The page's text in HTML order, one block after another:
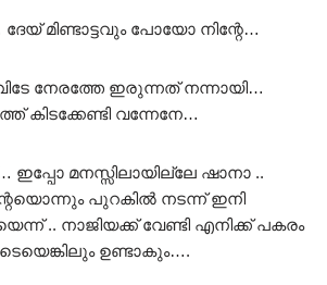
മിണ്ടാട്ടവും പോയോ നിന്റേ…
നേരത്തേ ഇരുന്നത് നന്നായി…
കിടക്കേണ്ടി വന്നേനേ…
ഇപ്പോ മനസ്സിലായില്ലേ ഷാനാ ..
പുറകിൽ നടന്ന് ഇനി
.. നാജിയക്ക് വേണ്ടി എനിക്ക് പകരം
ഉണ്ടാകും….